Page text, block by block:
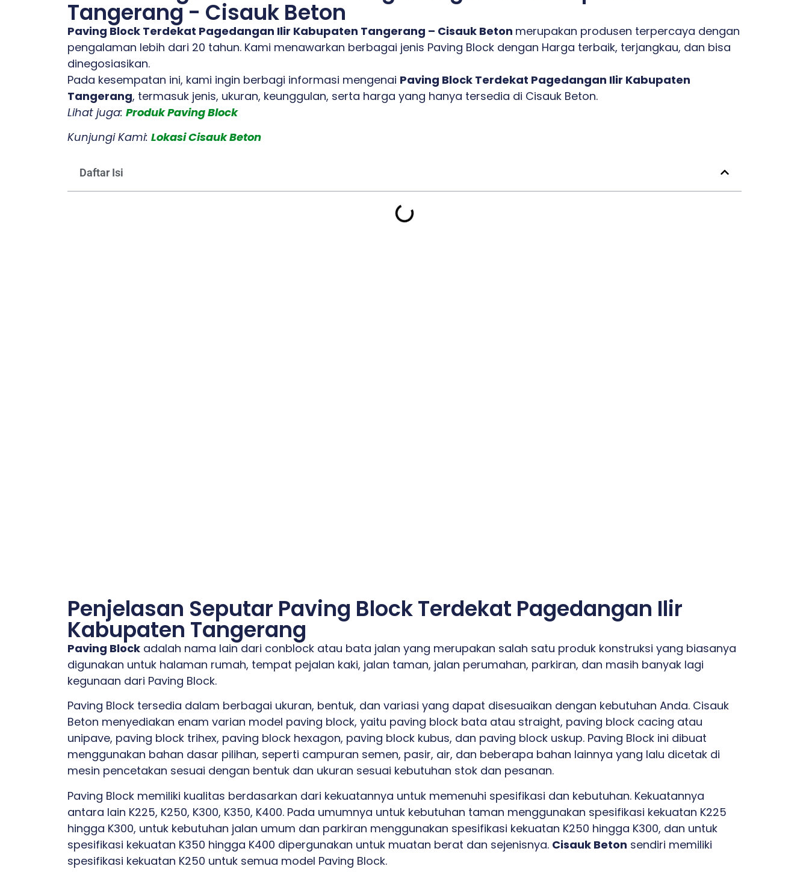
Tangerang - Cisauk Beton
Paving Block Terdekat Pagedangan Ilir Kabupaten Tangerang – Cisauk Beton merupakan produsen terpercaya dengan
pengalaman lebih dari 20 tahun. Kami menawarkan berbagai jenis Paving Block dengan Harga terbaik, terjangkau, dan bisa
dinegosiasikan.
Pada kesempatan ini, kami ingin berbagi informasi mengenai Paving Block Terdekat Pagedangan Ilir Kabupaten
Tangerang, termasuk jenis, ukuran, keunggulan, serta harga yang hanya tersedia di Cisauk Beton.
Lihat juga: Produk Paving Block
Kunjungi Kami: Lokasi Cisauk Beton
Daftar Isi
Penjelasan Seputar Paving Block Terdekat Pagedangan Ilir
Kabupaten Tangerang
Paving Block adalah nama lain dari conblock atau bata jalan yang merupakan salah satu produk konstruksi yang biasanya
digunakan untuk halaman rumah, tempat pejalan kaki, jalan taman, jalan perumahan, parkiran, dan masih banyak lagi
kegunaan dari Paving Block.
Paving Block tersedia dalam berbagai ukuran, bentuk, dan variasi yang dapat disesuaikan dengan kebutuhan Anda. Cisauk
Beton menyediakan enam varian model paving block, yaitu paving block bata atau straight, paving block cacing atau
unipave, paving block trihex, paving block hexagon, paving block kubus, dan paving block uskup. Paving Block ini dibuat
menggunakan bahan dasar pilihan, seperti campuran semen, pasir, air, dan beberapa bahan lainnya yang lalu dicetak di
mesin pencetakan sesuai dengan bentuk dan ukuran sesuai kebutuhan stok dan pesanan.
Paving Block memiliki kualitas berdasarkan dari kekuatannya untuk memenuhi spesifikasi dan kebutuhan. Kekuatannya
antara lain K225, K250, K300, K350, K400. Pada umumnya untuk kebutuhan taman menggunakan spesifikasi kekuatan K225
hingga K300, untuk kebutuhan jalan umum dan parkiran menggunakan spesifikasi kekuatan K250 hingga K300, dan untuk
spesifikasi kekuatan K350 hingga K400 dipergunakan untuk muatan berat dan sejenisnya. Cisauk Beton sendiri memiliki
spesifikasi kekuatan K250 untuk semua model Paving Block.